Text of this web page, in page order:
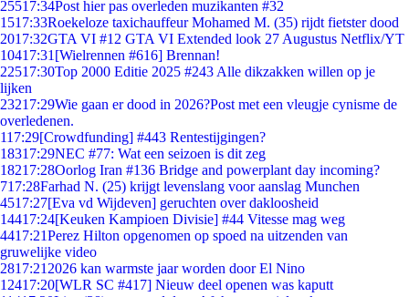
25517:34Post hier pas overleden muzikanten #32
1517:33Roekeloze taxichauffeur Mohamed M. (35) rijdt fietster dood
2017:32GTA VI #12 GTA VI Extended look 27 Augustus Netflix/YT
10417:31 [Wielrennen #616] Brennan!
22517:30Top 2000 Editie 2025 #243 Alle dikzakken willen op je
lijken
23217:29Wie gaan er dood in 2026?Post met een vleugje cynisme de
overledenen.
117:29[Crowdfunding] #443 Rentestijgingen?
18317:29NEC #77: Wat een seizoen is dit zeg
18217:28Oorlog Iran #136 Bridge and powerplant day incoming?
717:28Farhad N. (25) krijgt levenslang voor aanslag Munchen
4517:27[Eva vd Wijdeven] geruchten over dakloosheid
14417:24[Keuken Kampioen Divisie] #44 Vitesse mag weg
4417:21Perez Hilton opgenomen op spoed na uitzenden van
gruwelijke video
2817:21 2026 kan warmste jaar worden door El Nino
12417:20[WLR SC #417] Nieuw deel openen was kaputt